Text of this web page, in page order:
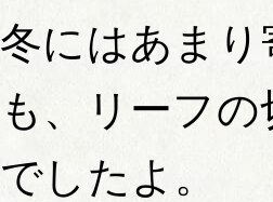
冬にはあま
も、リーフ
でしたよ。